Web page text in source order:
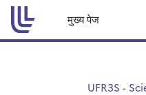
छोड़ कर मुख्य सामग्री पर जाएं
मुख्य पेज
UFR3S -